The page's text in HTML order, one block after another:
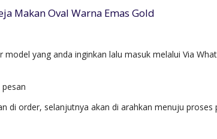
Makan Oval Warna Emas Gold
yang anda inginkan lalu masuk melalui Via
di order, selanjutnya akan di arahkan menuju proses